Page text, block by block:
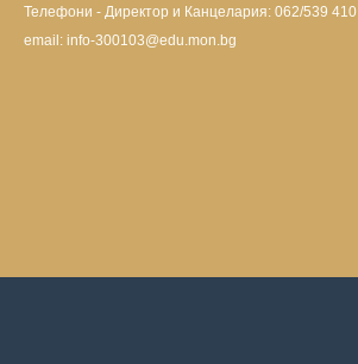
Телефони - Директор и Канцелария: 062/539 410
email: info-300103@edu.mon.bg